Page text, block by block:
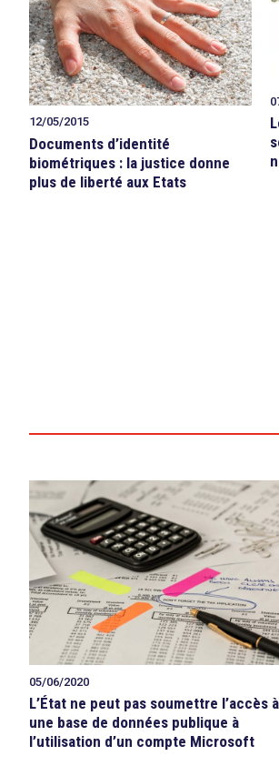
12/05/2015
Documents d’identité
biométriques : la justice donne
plus de liberté aux Etats
05/06/2020
L’État ne peut pas soumettre l’accès à
une base de données publique à
l’utilisation d’un compte Microsoft